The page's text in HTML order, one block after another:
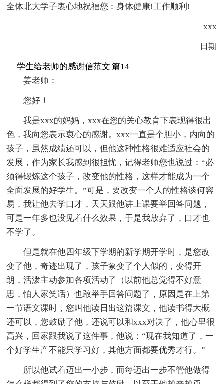
全体北大学子衷心地祝福您：身体健康!工作顺利!
xxx
日期
学生给老师的感谢信范文 篇14
姜老师：
您好！
我是xxx的妈妈，xxx在您的关心教育下表现得很出
色，我向您表示衷心的感谢。xxx一直是个胆小，内向的
孩子，虽然成绩还可以，但他这种性格很难适应社会的
发展，作为家长我感到很担忧，记得老师您也说过：“必
须得锻炼这个孩子，改变他的性格，这样才能成为一个
全面发展的好学生。”可是，要改变一个人的性格谈何容
易，我让他去学口才，天天跟他讲上课要举回答问题，
可是一年多也没见着什么效果，于是我放弃了，口才也
不学了。
但是就在他四年级下学期的新学期开学时，是您改
变了他，奇迹出现了，孩子象变了个人似的，变得开
朗，活泼主动参加各项活动了（以前他总觉得不好意
思，怕人家笑话）也敢举手回答问题了，原因是在上第
一节语文课时，您叫他读日出这篇课文，他读书得大概
还可以，您鼓励了他，还说可以和xxx对决了，他心里很
高兴，回家跟我说了这件事，他说：“现在我知道了，一
个好学生产不能只学习好，其他方面都要优秀才行。”
所以他试着迈出一小步，而每迈出一步不管他做得